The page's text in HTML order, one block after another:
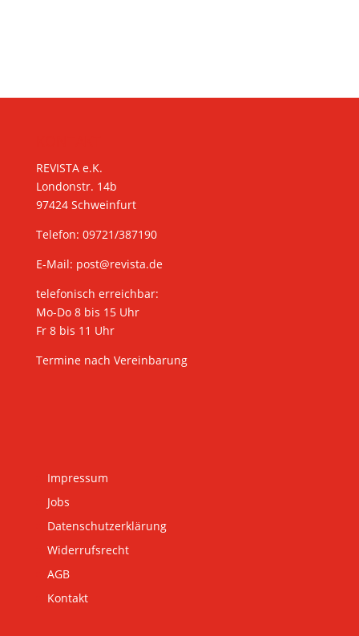
REVISTA e.K.
Londonstr. 14b
97424 Schweinfurt
Telefon: 09721/387190
E-Mail: post@revista.de
telefonisch erreichbar:
Mo-Do 8 bis 15 Uhr
Fr 8 bis 11 Uhr
Termine nach Vereinbarung
Impressum
Jobs
Datenschutzerklärung
Widerrufsrecht
AGB
Kontakt